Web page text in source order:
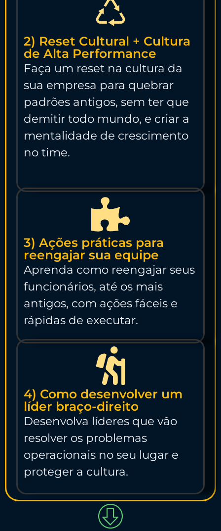
2) Reset Cultural + Cultura
de Alta Performance
Faça um reset na cultura da
sua empresa para quebrar
padrões antigos, sem ter que
demitir todo mundo, e criar a
mentalidade de crescimento
no time.
3) Ações práticas para
reengajar sua equipe
Aprenda como reengajar seus
funcionários, até os mais
antigos, com ações fáceis e
rápidas de executar.
4) Como desenvolver um
líder braço-direito
Desenvolva líderes que vão
resolver os problemas
operacionais no seu lugar e
proteger a cultura.